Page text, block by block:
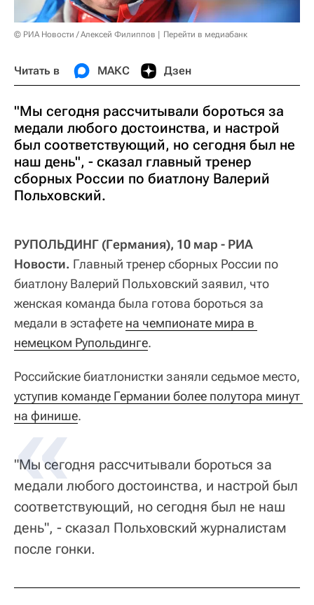
© РИА Новости / Алексей Филиппов Перейти в медиабанк
Читать в МАКС Дзен
"Мы сегодня рассчитывали бороться за
медали любого достоинства, и настрой
был соответствующий, но сегодня был не
наш день", - сказал главный тренер
сборных России по биатлону Валерий
Польховский.
РУПОЛЬДИНГ (Германия), 10 мар - РИА
Новости. Главный тренер сборных России по
биатлону Валерий Польховский заявил, что
женская команда была готова бороться за
медали в эстафете на чемпионате мира в
немецком Рупольдинге.
Российские биатлонистки заняли седьмое место,
уступив команде Германии более полутора минут
на финише.
"Мы сегодня рассчитывали бороться за
медали любого достоинства, и настрой был
соответствующий, но сегодня был не наш
день", - сказал Польховский журналистам
после гонки.